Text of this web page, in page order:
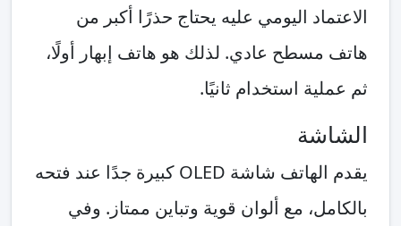
الاعتماد اليومي عليه يحتاج حذرًا أكبر من
هاتف مسطح عادي. لذلك هو هاتف إبهار أولًا،
ثم عملية استخدام ثانيًا.
الشاشة
يقدم الهاتف شاشة OLED كبيرة جدًا عند فتحه
بالكامل، مع ألوان قوية وتباين ممتاز. وفي